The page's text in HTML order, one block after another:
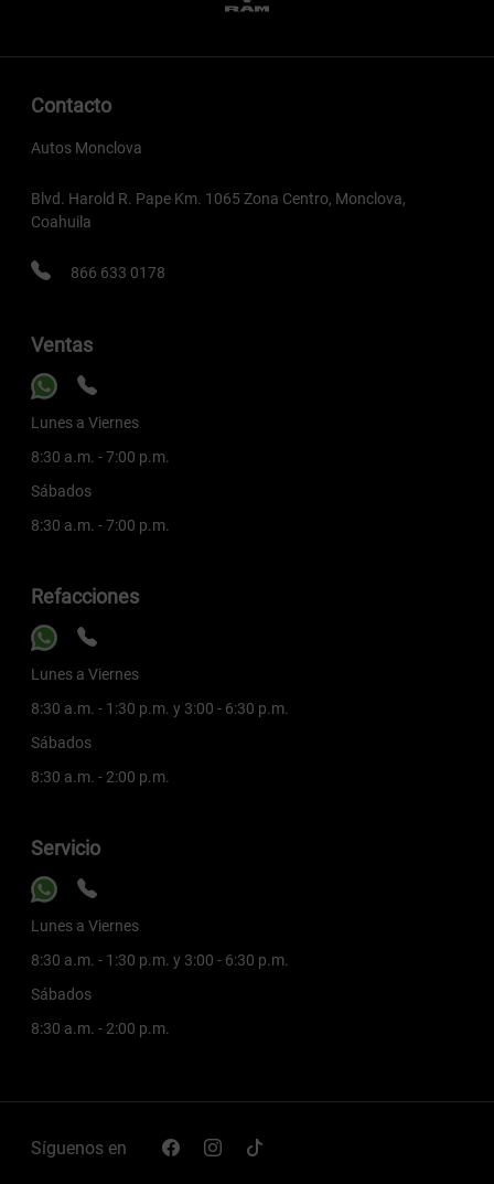
Contacto
Autos Monclova
Blvd. Harold R. Pape Km. 1065 Zona Centro, Monclova,
Coahuila
866 633 0178
Ventas
Lunes a Viernes
8:30 a.m. - 7:00 p.m.
Sábados
8:30 a.m. - 7:00 p.m.
Refacciones
Lunes a Viernes
8:30 a.m. - 1:30 p.m. y 3:00 - 6:30 p.m.
Sábados
8:30 a.m. - 2:00 p.m.
Servicio
Lunes a Viernes
8:30 a.m. - 1:30 p.m. y 3:00 - 6:30 p.m.
Sábados
8:30 a.m. - 2:00 p.m.
Síguenos en